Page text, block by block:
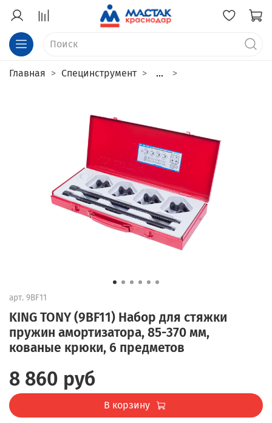
Главная Специнструмент ...
арт. 9BF11
KING TONY (9BF11) Набор для стяжки
пружин амортизатора, 85-370 мм,
кованые крюки, 6 предметов
8 860 руб
В корзину